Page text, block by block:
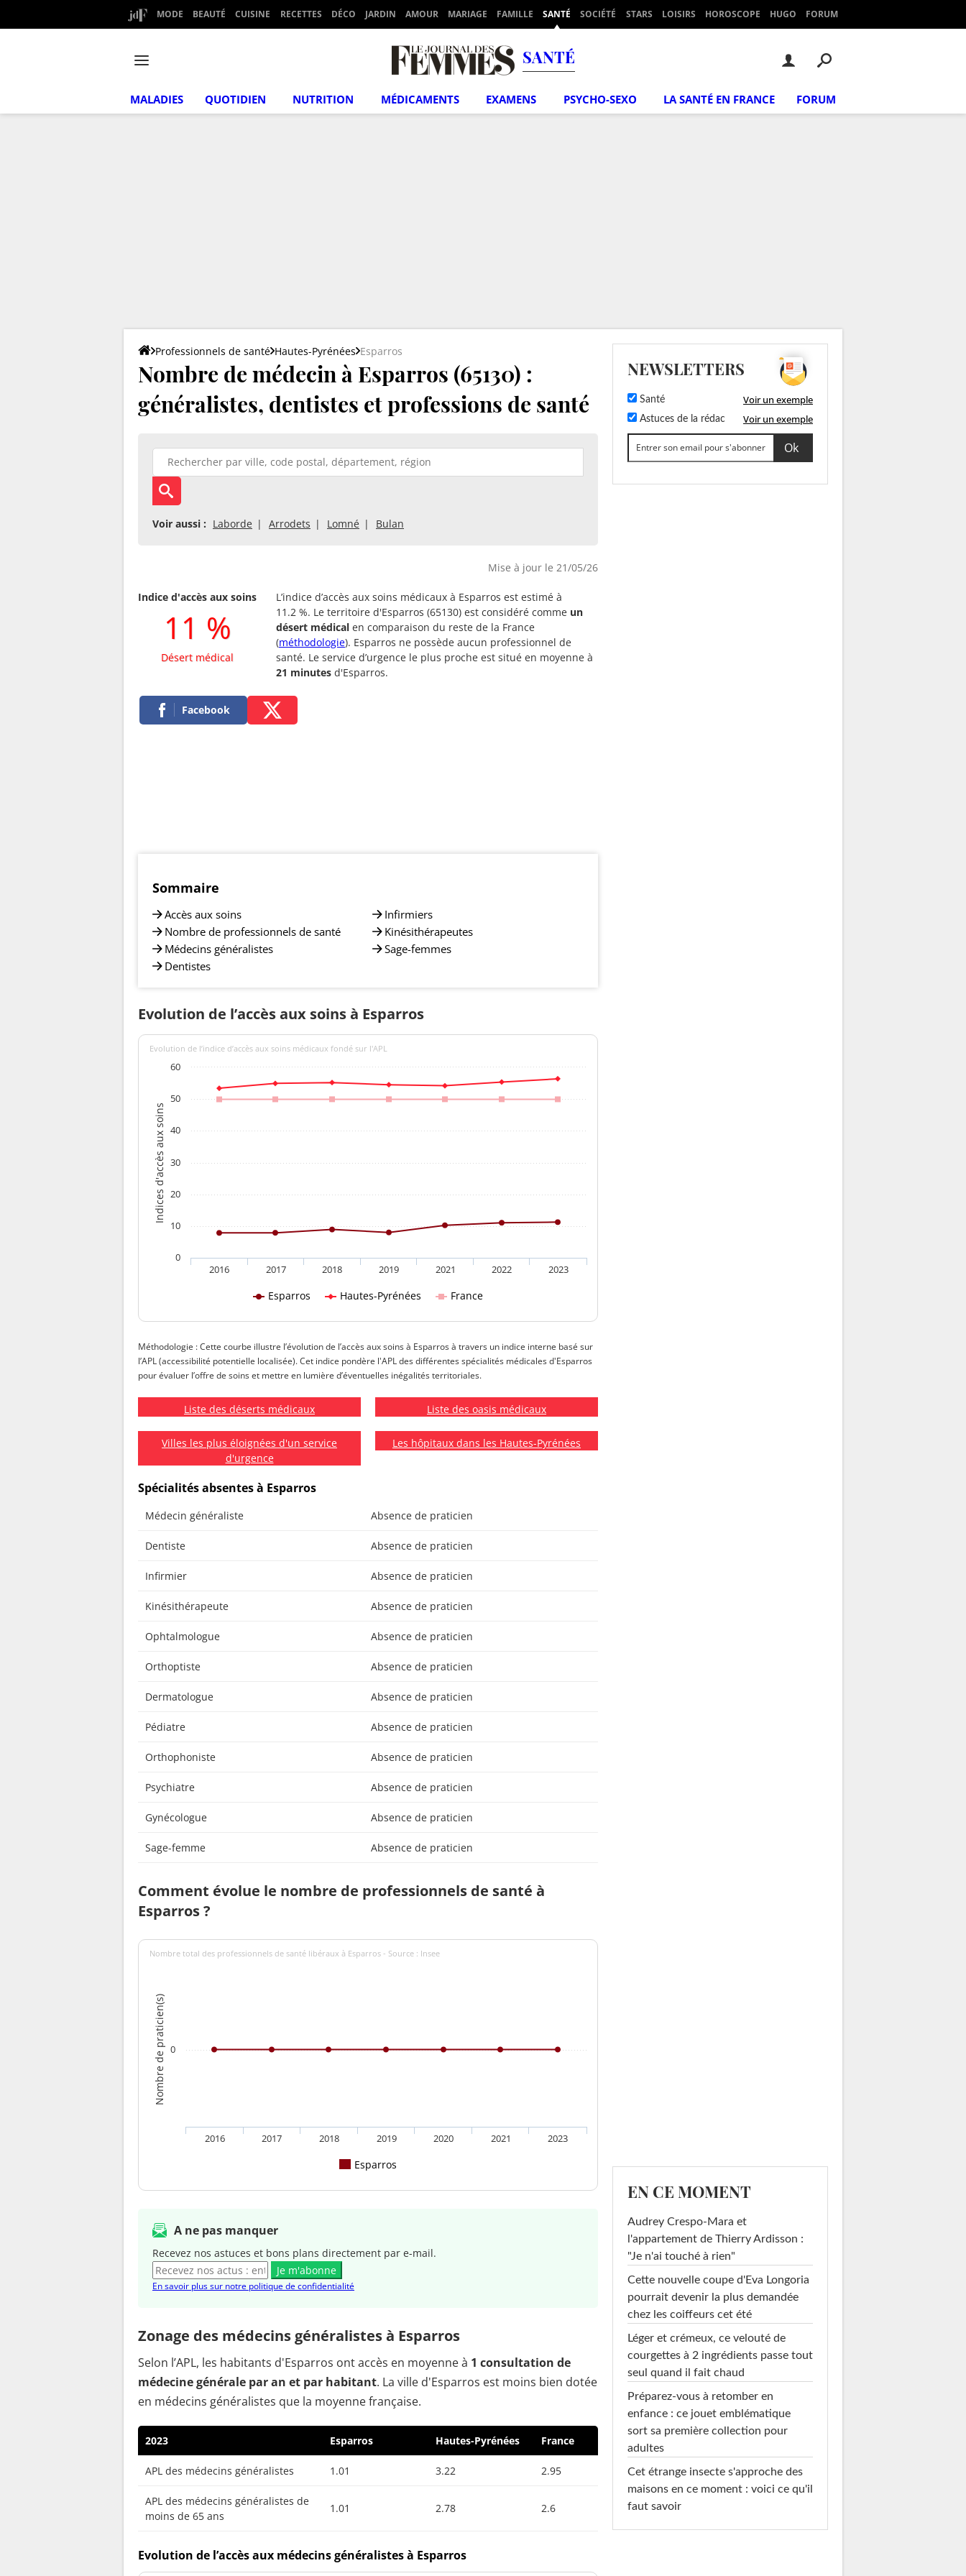
MODE BEAUTÉ CUISINE RECETTES DÉCO JARDIN AMOUR MARIAGE FAMILLE SANTÉ SOCIÉTÉ STARS LOISIRS HOROSCOPE HUGO FORUM
SANTÉ
MALADIES QUOTIDIEN NUTRITION MÉDICAMENTS EXAMENS PSYCHO-SEXO LA SANTÉ EN FRANCE FORUM
Professionnels de santé Hautes-Pyrénées Esparros
Nombre de médecin à Esparros (65130) :
généralistes, dentistes et professions de santé
Voir aussi : Laborde Arrodets Lomné Bulan
Mise à jour le 21/05/26
Indice d'accès aux soins
11 %
Désert médical
L’indice d’accès aux soins médicaux à Esparros est estimé à
11.2 %. Le territoire d'Esparros (65130) est considéré comme un
désert médical en comparaison du reste de la France
(méthodologie). Esparros ne possède aucun professionnel de
santé. Le service d’urgence le plus proche est situé en moyenne à
21 minutes d'Esparros.
Facebook
Sommaire
Accès aux soins
Nombre de professionnels de santé
Médecins généralistes
Dentistes
Infirmiers
Kinésithérapeutes
Sage-femmes
Evolution de l’accès aux soins à Esparros
Indices d'accès aux soins
Evolution de l’indice d’accès aux soins médicaux fondé sur l'APL
Esparros Hautes-Pyrénées France
2016 2017 2018 2019 2021 2022 2023
0
10
20
30
40
50
60
Méthodologie : Cette courbe illustre l’évolution de l’accès aux soins à Esparros à travers un indice interne basé sur
l’APL (accessibilité potentielle localisée). Cet indice pondère l'APL des différentes spécialités médicales d'Esparros
pour évaluer l’offre de soins et mettre en lumière d’éventuelles inégalités territoriales.
Liste des déserts médicaux Liste des oasis médicaux
Villes les plus éloignées d'un service
d'urgence
Les hôpitaux dans les Hautes-Pyrénées
Spécialités absentes à Esparros
Médecin généraliste Absence de praticien
Dentiste Absence de praticien
Infirmier Absence de praticien
Kinésithérapeute Absence de praticien
Ophtalmologue Absence de praticien
Orthoptiste Absence de praticien
Dermatologue Absence de praticien
Pédiatre Absence de praticien
Orthophoniste Absence de praticien
Psychiatre Absence de praticien
Gynécologue Absence de praticien
Sage-femme Absence de praticien
Comment évolue le nombre de professionnels de santé à
Esparros ?
Nombre de praticien(s)
Nombre total des professionnels de santé libéraux à Esparros - Source : Insee
Esparros
2016 2017 2018 2019 2020 2021 2023
0
A ne pas manquer
Recevez nos astuces et bons plans directement par e-mail.
Je m'abonne
En savoir plus sur notre politique de confidentialité
Zonage des médecins généralistes à Esparros
Selon l’APL, les habitants d'Esparros ont accès en moyenne à 1 consultation de
médecine générale par an et par habitant. La ville d'Esparros est moins bien dotée
en médecins généralistes que la moyenne française.
2023 Esparros Hautes-Pyrénées France
APL des médecins généralistes 1.01 3.22 2.95
APL des médecins généralistes de
moins de 65 ans
1.01 2.78 2.6
Evolution de l’accès aux médecins généralistes à Esparros
NEWSLETTERS
Santé Voir un exemple
Astuces de la rédac Voir un exemple
EN CE MOMENT
Audrey Crespo-Mara et
l'appartement de Thierry Ardisson :
"Je n'ai touché à rien"
Cette nouvelle coupe d'Eva Longoria
pourrait devenir la plus demandée
chez les coiffeurs cet été
Léger et crémeux, ce velouté de
courgettes à 2 ingrédients passe tout
seul quand il fait chaud
Préparez-vous à retomber en
enfance : ce jouet emblématique
sort sa première collection pour
adultes
Cet étrange insecte s'approche des
maisons en ce moment : voici ce qu'il
faut savoir